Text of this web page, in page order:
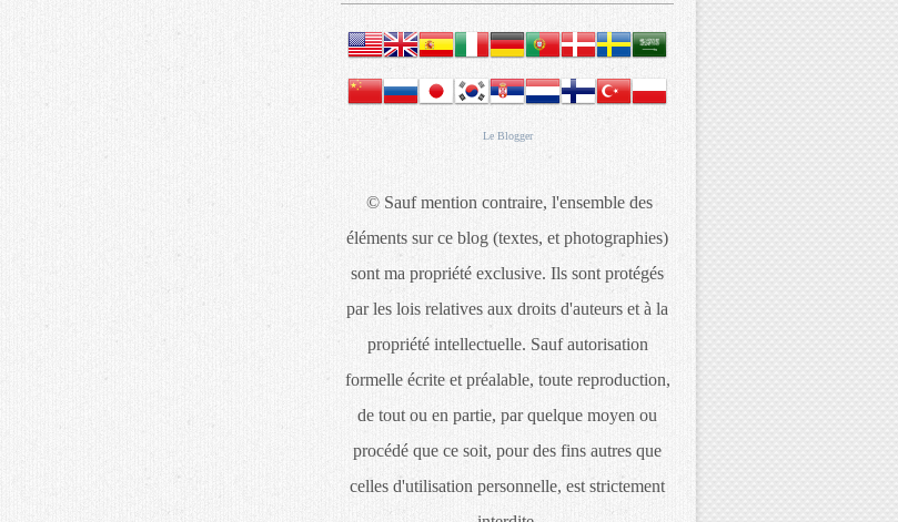
Le Blogger
© Sauf mention contraire, l'ensemble des
éléments sur ce blog (textes, et photographies)
sont ma propriété exclusive. Ils sont protégés
par les lois relatives aux droits d'auteurs et à la
propriété intellectuelle. Sauf autorisation
formelle écrite et préalable, toute reproduction,
de tout ou en partie, par quelque moyen ou
procédé que ce soit, pour des fins autres que
celles d'utilisation personnelle, est strictement